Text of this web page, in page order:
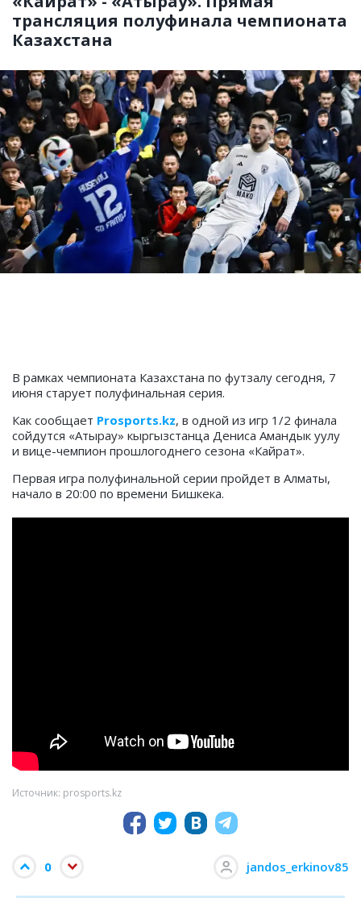
трансляция полуфинала чемпионата
Казахстана
В рамках чемпионата Казахстана по футзалу сегодня, 7
июня старует полуфинальная серия.
Как сообщает Prosports.kz, в одной из игр 1/2 финала
сойдутся «Атырау» кыргызстанца Дениса Амандык уулу
и вице-чемпион прошлогоднего сезона «Кайрат».
Первая игра полуфинальной серии пройдет в Алматы,
начало в 20:00 по времени Бишкека.
Источник: prosports.kz
0 jandos_erkinov85